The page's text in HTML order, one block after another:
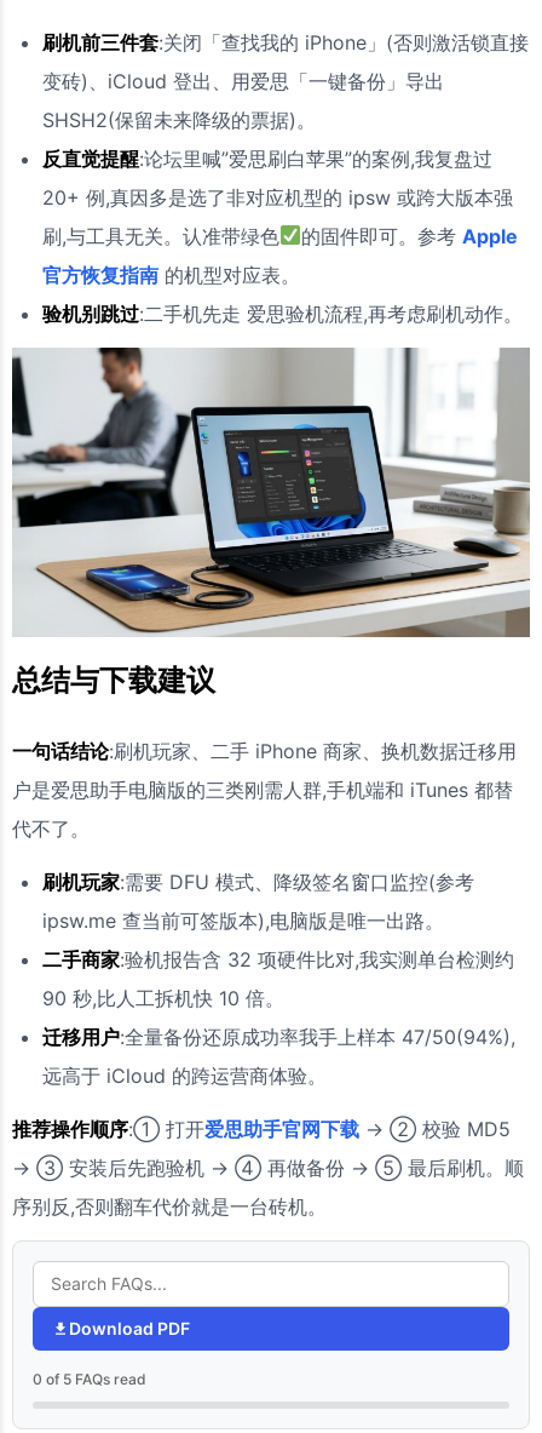
刷机前三件套:关闭「查找我的 iPhone」(否则激活锁直接
变砖)、iCloud 登出、用爱思「一键备份」导出
SHSH2(保留未来降级的票据)。
反直觉提醒:论坛里喊”爱思刷白苹果”的案例,我复盘过
20+ 例,真因多是选了非对应机型的 ipsw 或跨大版本强
刷,与工具无关。认准带绿色
的固件即可。参考Apple
官方恢复指南 的机型对应表。
验机别跳过:二手机先走 爱思验机流程,再考虑刷机动作。
总结与下载建议
一句话结论:刷机玩家、二手 iPhone 商家、换机数据迁移用
户是爱思助手电脑版的三类刚需人群,手机端和 iTunes 都替
代不了。
刷机玩家:需要 DFU 模式、降级签名窗口监控(参考
ipsw.me 查当前可签版本),电脑版是唯一出路。
二手商家:验机报告含 32 项硬件比对,我实测单台检测约
90 秒,比人工拆机快 10 倍。
迁移用户:全量备份还原成功率我手上样本 47/50(94%),
远高于 iCloud 的跨运营商体验。
推荐操作顺序:① 打开爱思助手官网下载 → ② 校验 MD5
→ ③ 安装后先跑验机 → ④ 再做备份 → ⑤ 最后刷机。顺
序别反,否则翻车代价就是一台砖机。
Download PDF
0 of 5 FAQs read